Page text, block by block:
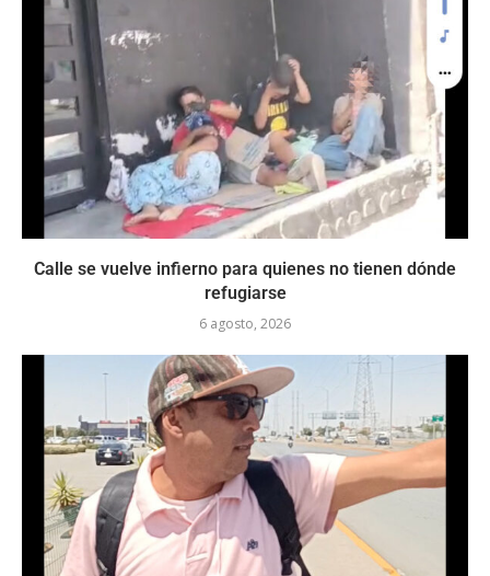
Calle se vuelve infierno para quienes no tienen dónde
refugiarse
6 agosto, 2026